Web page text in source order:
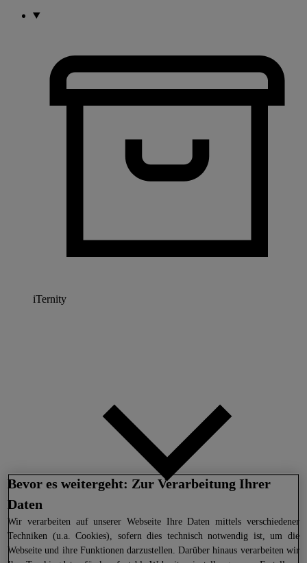
iTernity
Bevor es weitergeht: Zur Verarbeitung Ihrer
Daten
Wir verarbeiten auf unserer Webseite Ihre Daten mittels verschiedener
Techniken (u.a. Cookies), sofern dies technisch notwendig ist, um die
Webseite und ihre Funktionen darzustellen. Darüber hinaus verarbeiten wir